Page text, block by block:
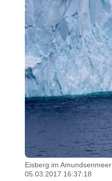
Eisberg im Amundsenmeer
05.03.2017 16:37:18